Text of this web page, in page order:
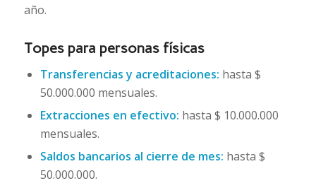
año.
Topes para personas físicas
Transferencias y acreditaciones: hasta $
50.000.000 mensuales.
Extracciones en efectivo: hasta $ 10.000.000
mensuales.
Saldos bancarios al cierre de mes: hasta $
50.000.000.